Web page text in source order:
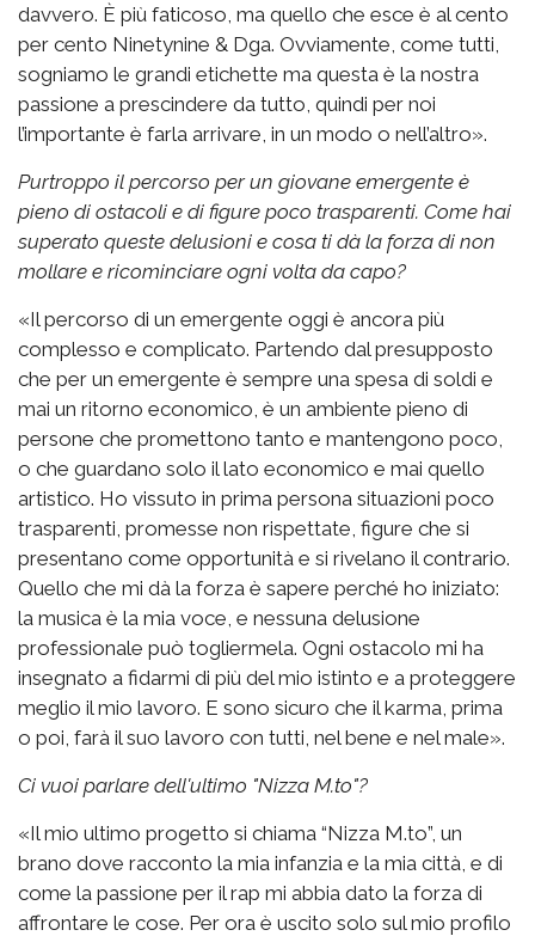
davvero. È più faticoso, ma quello che esce è al cento
per cento Ninetynine & Dga. Ovviamente, come tutti,
sogniamo le grandi etichette ma questa è la nostra
passione a prescindere da tutto, quindi per noi
l’importante è farla arrivare, in un modo o nell’altro».
Purtroppo il percorso per un giovane emergente è
pieno di ostacoli e di figure poco trasparenti. Come hai
superato queste delusioni e cosa ti dà la forza di non
mollare e ricominciare ogni volta da capo?
«Il percorso di un emergente oggi è ancora più
complesso e complicato. Partendo dal presupposto
che per un emergente è sempre una spesa di soldi e
mai un ritorno economico, è un ambiente pieno di
persone che promettono tanto e mantengono poco,
o che guardano solo il lato economico e mai quello
artistico. Ho vissuto in prima persona situazioni poco
trasparenti, promesse non rispettate, figure che si
presentano come opportunità e si rivelano il contrario.
Quello che mi dà la forza è sapere perché ho iniziato:
la musica è la mia voce, e nessuna delusione
professionale può togliermela. Ogni ostacolo mi ha
insegnato a fidarmi di più del mio istinto e a proteggere
meglio il mio lavoro. E sono sicuro che il karma, prima
o poi, farà il suo lavoro con tutti, nel bene e nel male».
Ci vuoi parlare dell'ultimo "Nizza M.to"?
«Il mio ultimo progetto si chiama “Nizza M.to”, un
brano dove racconto la mia infanzia e la mia città, e di
come la passione per il rap mi abbia dato la forza di
affrontare le cose. Per ora è uscito solo sul mio profilo